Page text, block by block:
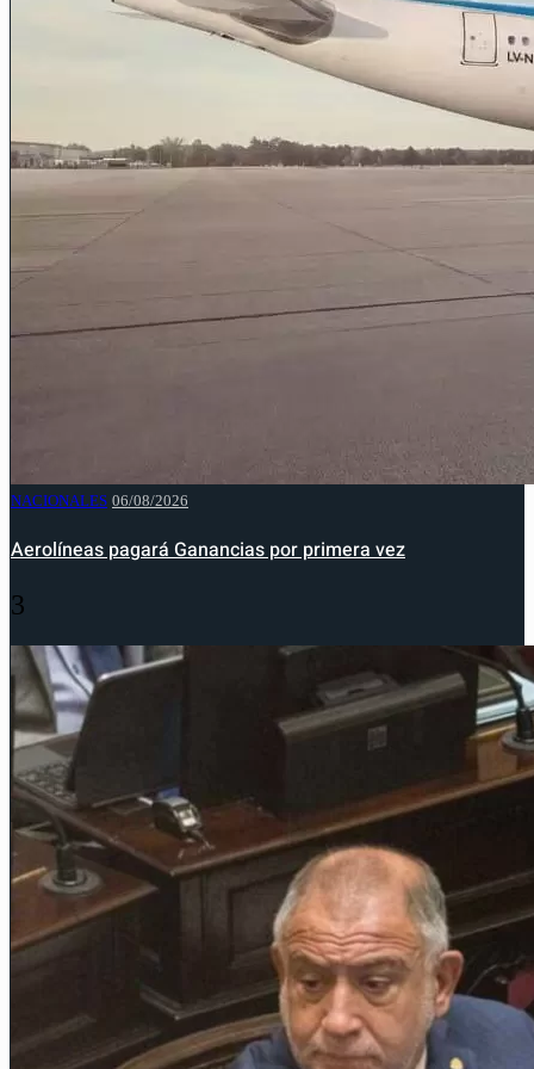
NACIONALES 06/08/2026
Aerolíneas pagará Ganancias por primera vez
3